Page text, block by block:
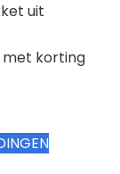
uit
met korting